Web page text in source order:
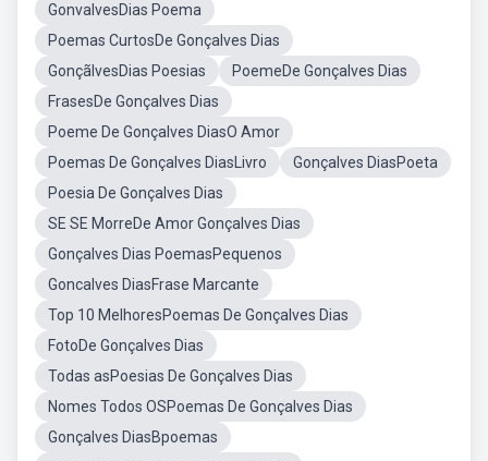
GonvalvesDias Poema
Poemas CurtosDe Gonçalves Dias
GonçãlvesDias Poesias
PoemeDe Gonçalves Dias
FrasesDe Gonçalves Dias
Poeme De Gonçalves DiasO Amor
Poemas De Gonçalves DiasLivro
Gonçalves DiasPoeta
Poesia De Gonçalves Dias
SE SE MorreDe Amor Gonçalves Dias
Gonçalves Dias PoemasPequenos
Goncalves DiasFrase Marcante
Top 10 MelhoresPoemas De Gonçalves Dias
FotoDe Gonçalves Dias
Todas asPoesias De Gonçalves Dias
Nomes Todos OSPoemas De Gonçalves Dias
Gonçalves DiasBpoemas